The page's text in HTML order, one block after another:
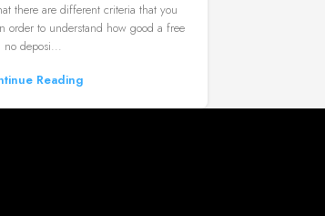
there are different criteria that you
order to understand how good a free
no deposi...
Reading